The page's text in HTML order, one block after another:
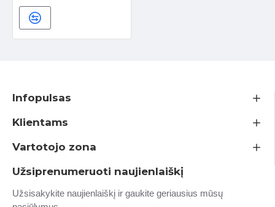
Infopulsas
Klientams
Vartotojo zona
Užsiprenumeruoti naujienlaiškį
Užsisakykite naujienlaiškį ir gaukite geriausius mūsų